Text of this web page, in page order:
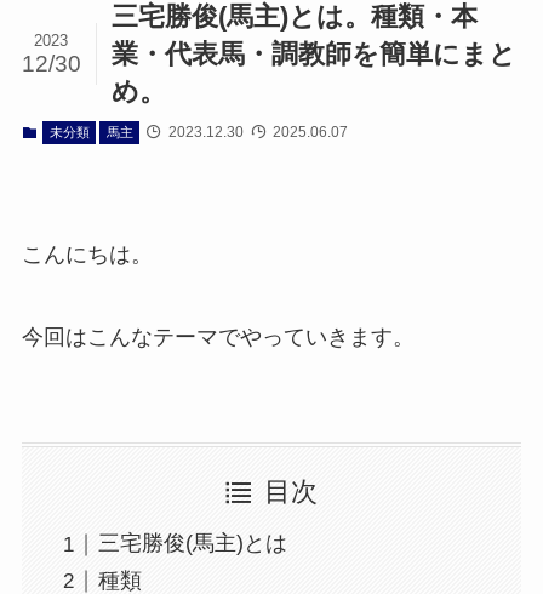
三宅勝俊(馬主)とは。種類・本
業・代表馬・調教師を簡単にまと
め。
2023
12/30
未分類 馬主 2023.12.30 2025.06.07
こんにちは。
今回はこんなテーマでやっていきます。
目次
三宅勝俊(馬主)とは
種類